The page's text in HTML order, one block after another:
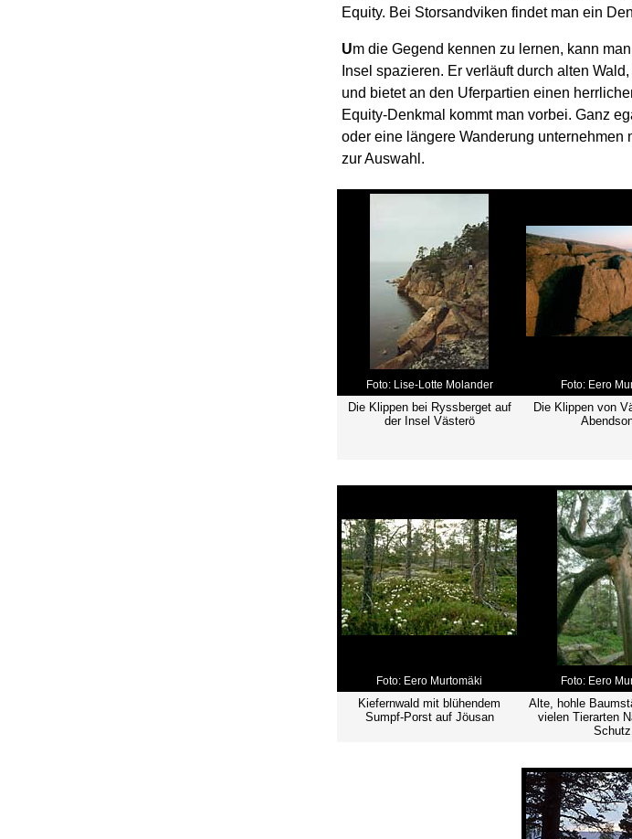
Equity. Bei Storsandviken findet man ein
Um die Gegend kennen zu lernen, kann
Insel spazieren. Er verläuft durch alten
und bietet an den Uferpartien einen
Equity-Denkmal kommt man vorbei. Ganz
oder eine längere Wanderung unternehmen
zur Auswahl.
Foto: Lise-Lotte Molander Foto: Eero
Die Klippen bei Ryssberget auf
der Insel Västerö
Die Klippen von
Foto: Eero Murtomäki Foto: Eero
Kiefernwald mit blühendem
Sumpf-Porst auf Jöusan
Alte, hohle
vielen Tierarten